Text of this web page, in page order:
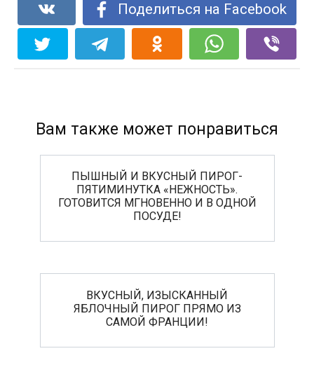
Поделиться на Facebook
Вам также может понравиться
ПЫШНЫЙ И ВКУСНЫЙ ПИРОГ-
ПЯТИМИНУТКА «НЕЖНОСТЬ».
ГОТОВИТСЯ МГНОВЕННО И В ОДНОЙ
ПОСУДЕ!
ВКУСНЫЙ, ИЗЫСКАННЫЙ
ЯБЛОЧНЫЙ ПИРОГ ПРЯМО ИЗ
САМОЙ ФРАНЦИИ!